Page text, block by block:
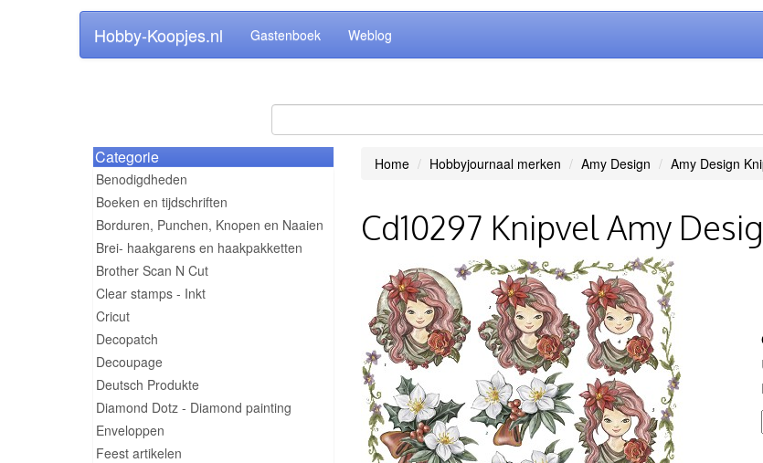
Hobby-Koopjes.nl Gastenboek Weblog
Categorie
Benodigdheden
Boeken en tijdschriften
Borduren, Punchen, Knopen en Naaien
Brei- haakgarens en haakpakketten
Brother Scan N Cut
Clear stamps - Inkt
Cricut
Decopatch
Decoupage
Deutsch Produkte
Diamond Dotz - Diamond painting
Enveloppen
Feest artikelen
Home Hobbyjournaal merken Amy Design Amy Design
Cd10297 Knipvel Amy